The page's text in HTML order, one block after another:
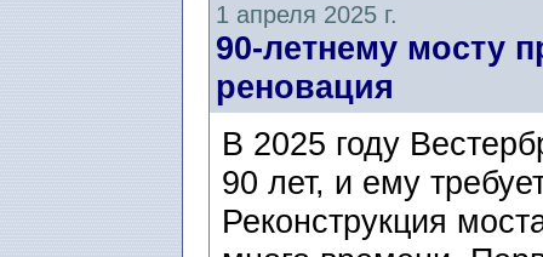
1 апреля 2025 г.
90-летнему мосту
реновация
В 2025 году
90 лет, и ему
Реконструкция